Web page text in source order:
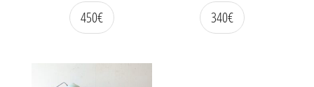
450€ 340€